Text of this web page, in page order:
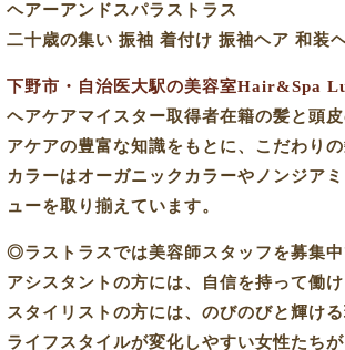
ヘアーアンドスパラストラス
二十歳の集い 振袖 着付け 振袖ヘア 和装
下野市・自治医大駅の美容室Hair&Spa
ヘアケアマイスター取得者在籍の髪と頭
アケアの豊富な知識をもとに、こだわり
カラーはオーガニックカラーやノンジア
ューを取り揃えています。
◎ラストラスでは美容師スタッフを募集
アシスタントの方には、自信を持って働け
スタイリストの方には、のびのびと輝ける
ライフスタイルが変化しやすい女性たち